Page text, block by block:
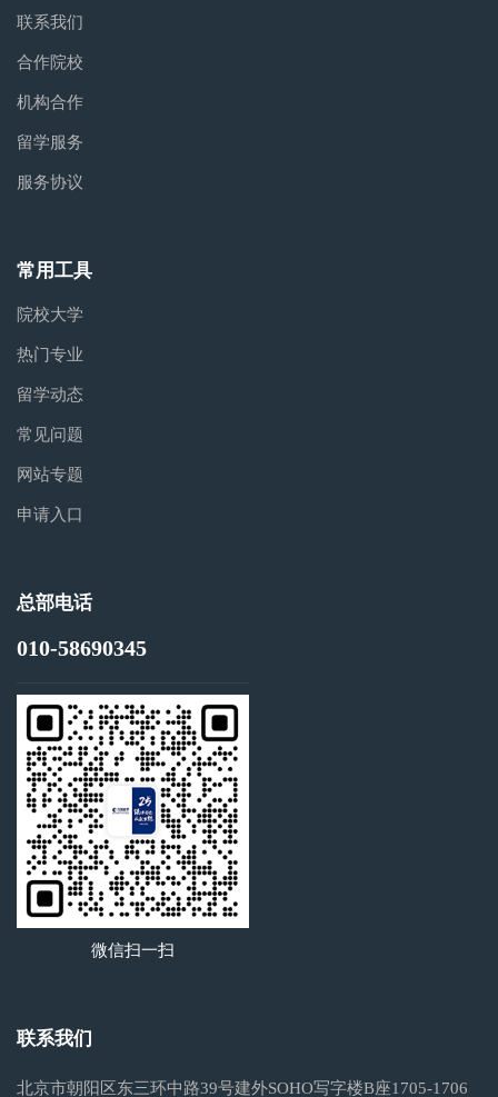
联系我们
合作院校
机构合作
留学服务
服务协议
常用工具
院校大学
热门专业
留学动态
常见问题
网站专题
申请入口
总部电话
010-58690345
微信扫一扫
联系我们
北京市朝阳区东三环中路39号建外SOHO写字楼B座1705-1706